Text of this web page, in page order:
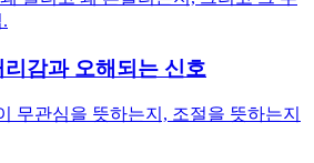
감과 오해되는 신호
무관심을 뜻하는지, 조절을 뜻하는지